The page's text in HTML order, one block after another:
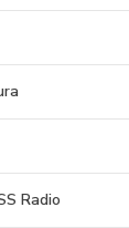
Radio